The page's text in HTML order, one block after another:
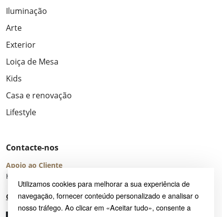
Utilizamos cookies para melhorar a sua experiência de
navegação, fornecer conteúdo personalizado e analisar o
nosso tráfego. Ao clicar em «Aceitar tudo», consente a
Iluminação
Arte
Exterior
Loiça de Mesa
Kids
Casa e renovação
Lifestyle
Contacte-nos
Apoio ao Cliente
Horário de Atendimento: seg – sex 8:00 – 16:00 (UTC+2)
Centro de Ajuda